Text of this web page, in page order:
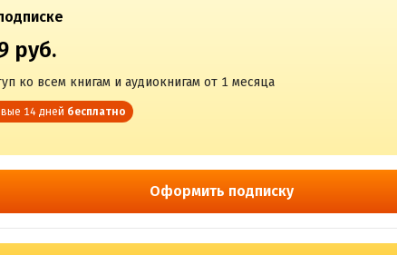
руб.
ко всем книгам и аудиокнигам от 1 месяца
14 дней бесплатно
Оформить подписку